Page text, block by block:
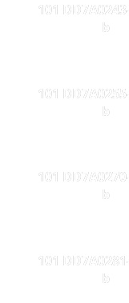
101
b
101
b
101
b
101
b